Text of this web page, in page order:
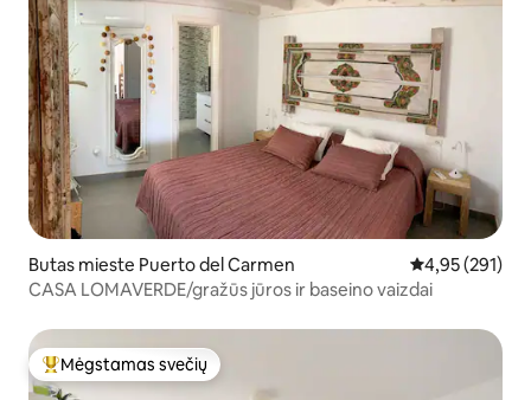
Butas mieste Puerto del Carmen Vidutinis
4,95 (291)
CASA LOMAVERDE/gražūs jūros ir baseino vaizdai
Svečių mėgstamiausias
Mėgstamas svečių